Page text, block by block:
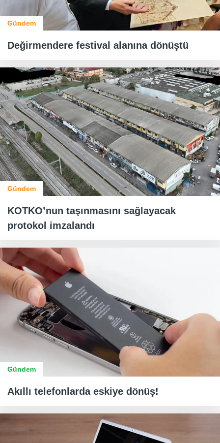
Gündem
Değirmendere festival alanına dönüştü
Gündem
KOTKO’nun taşınmasını sağlayacak
protokol imzalandı
Gündem
Akıllı telefonlarda eskiye dönüş!